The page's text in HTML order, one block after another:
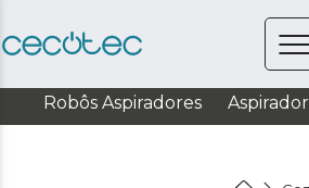
Robôs Aspiradores